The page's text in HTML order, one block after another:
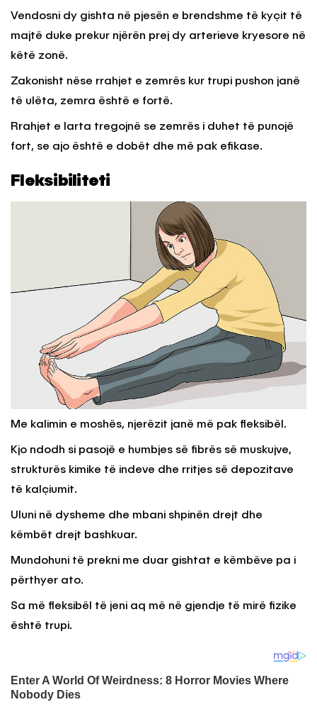
Vendosni dy gishta në pjesën e brendshme të kyçit të
majtë duke prekur njërën prej dy arterieve kryesore në
këtë zonë.
Zakonisht nëse rrahjet e zemrës kur trupi pushon janë
të ulëta, zemra është e fortë.
Rrahjet e larta tregojnë se zemrës i duhet të punojë
fort, se ajo është e dobët dhe më pak efikase.
Fleksibiliteti
Me kalimin e moshës, njerëzit janë më pak fleksibël.
Kjo ndodh si pasojë e humbjes së fibrës së muskujve,
strukturës kimike të indeve dhe rritjes së depozitave
të kalçiumit.
Uluni në dysheme dhe mbani shpinën drejt dhe
këmbët drejt bashkuar.
Mundohuni të prekni me duar gishtat e këmbëve pa i
përthyer ato.
Sa më fleksibël të jeni aq më në gjendje të mirë fizike
është trupi.